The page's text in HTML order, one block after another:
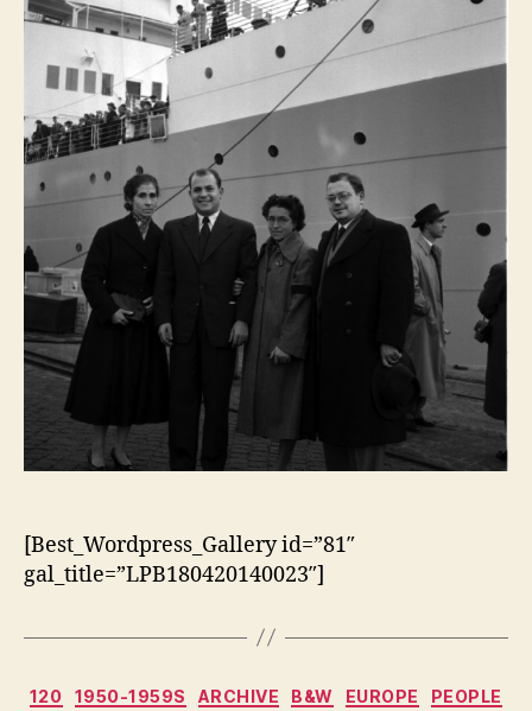
[Best_Wordpress_Gallery id=”81″
gal_title=”LPB180420140023″]
Categorias
120 1950-1959S ARCHIVE B&W EUROPE
PEOPLE